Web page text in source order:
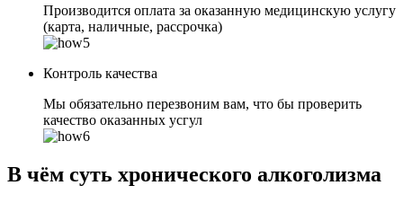
Производится оплата за оказанную медицинскую услугу
(карта, наличные, рассрочка)
Контроль качества
Мы обязательно перезвоним вам, что бы проверить
качество оказанных усгул
В чём суть хронического алкоголизма